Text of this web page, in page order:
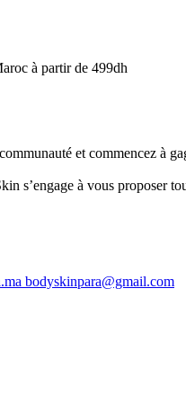
à partir de 499dh
et commencez à
s’engage à vous proposer
bodyskinpara@gmail.com